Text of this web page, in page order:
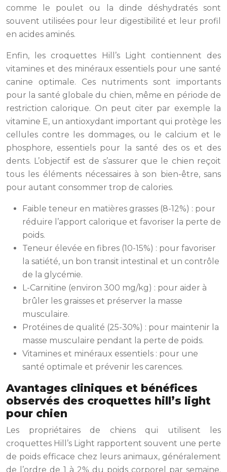
comme le poulet ou la dinde déshydratés sont
souvent utilisées pour leur digestibilité et leur profil
en acides aminés.
Enfin, les croquettes Hill’s Light contiennent des
vitamines et des minéraux essentiels pour une santé
canine optimale. Ces nutriments sont importants
pour la santé globale du chien, même en période de
restriction calorique. On peut citer par exemple la
vitamine E, un antioxydant important qui protège les
cellules contre les dommages, ou le calcium et le
phosphore, essentiels pour la santé des os et des
dents. L’objectif est de s’assurer que le chien reçoit
tous les éléments nécessaires à son bien-être, sans
pour autant consommer trop de calories.
Faible teneur en matières grasses (8-12%) : pour
réduire l’apport calorique et favoriser la perte de
poids.
Teneur élevée en fibres (10-15%) : pour favoriser
la satiété, un bon transit intestinal et un contrôle
de la glycémie.
L-Carnitine (environ 300 mg/kg) : pour aider à
brûler les graisses et préserver la masse
musculaire.
Protéines de qualité (25-30%) : pour maintenir la
masse musculaire pendant la perte de poids.
Vitamines et minéraux essentiels : pour une
santé optimale et prévenir les carences.
Avantages cliniques et bénéfices
observés des croquettes hill’s light
pour chien
Les propriétaires de chiens qui utilisent les
croquettes Hill’s Light rapportent souvent une perte
de poids efficace chez leurs animaux, généralement
de l’ordre de 1 à 2% du poids corporel par semaine.